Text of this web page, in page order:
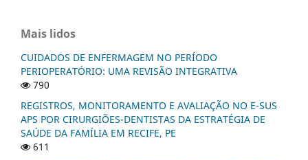
Mais lidos
CUIDADOS DE ENFERMAGEM NO PERÍODO
PERIOPERATÓRIO: UMA REVISÃO INTEGRATIVA
790
REGISTROS, MONITORAMENTO E AVALIAÇÃO NO E-SUS
APS POR CIRURGIÕES-DENTISTAS DA ESTRATÉGIA DE
SAÚDE DA FAMÍLIA EM RECIFE, PE
611